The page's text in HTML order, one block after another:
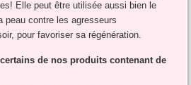
Elle peut être utilisée aussi bien le
peau contre les agresseurs
pour favoriser sa régénération.
de nos produits contenant de